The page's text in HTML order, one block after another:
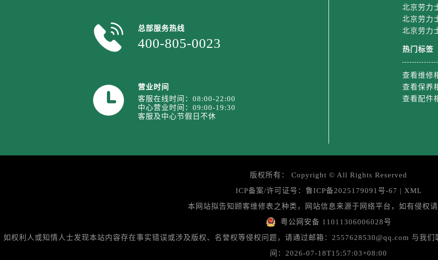
山西省忻州市忻府区和平东街与七一南路交叉口劳力士售后服务中心（需提前预约）
山西省阳泉市郊区平阳东街与新城大道交叉口劳力士售后服务中心（需提前预约）
山西省太原市迎泽区迎泽街道解放路15号亨得利名表维修授权店3楼劳力士售后服务中心（需提前预
天津市和平区赤峰道136号天津国际金融中心26层2603室劳力士售后服务中心（需提前预约）
安徽省安庆市迎江区人民路劳力士售后服务中心（需提前预约）
安徽省池州市贵池区长江路劳力士售后服务中心（需提前预约）
安徽省阜阳市颍州区颍州北路劳力士售后服务中心（需提前预约）
安徽省淮北市相山区淮海路劳力士售后服务中心（需提前预约）
安徽省淮南市田家庵区国庆中路劳力士售后服务中心（需提前预约）
安徽省黄山市屯溪区黄山西路劳力士售后服务中心（需提前预约）
安徽省六安市金安区解放中路劳力士售后服务中心（需提前预约）
安徽省马鞍山市雨山区湖南西路劳力士售后服务中心（需提前预约）
总部服务热线
400-805-0023
营业时间
客服在线时间：08:00-22:00
中心营业时间：09:00-19:30
客服及中心节假日不休
北京劳力
北京劳力
北京劳力
热门标签
查看维修
查看保养
查看配件
版权所有： Copyright © All Rights Reserved
ICP备案/许可证号： 鲁ICP备2025179091号-67 | XML
本网站拟告知顾客维修表之种类，网站信息来源于网络平台，如有侵权
粤公网安备 11011306006028号
如权利人或知情人士发现本站内容存在事实错误或涉及版权、名誉权等侵权问题，请通过邮箱：2557628530@qq.com 与我
间：2026-07-18T15:57:03+08:00